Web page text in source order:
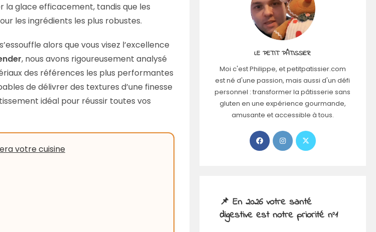
la glace efficacement, tandis que les
les ingrédients les plus robustes.
alors que vous visez l’excellence
, nous avons rigoureusement analysé
des références les plus performantes
de délivrer des textures d’une finesse
idéal pour réussir toutes vos
votre cuisine
LE PETIT PÂTISSIER
Moi c'est Philippe, et petitpatissier.com
est né d'une passion, mais aussi d'un défi
personnel : transformer la pâtisserie sans
gluten en une expérience gourmande,
amusante et accessible à tous.
📌 En 2026 votre santé
digestive est notre priorité n°1